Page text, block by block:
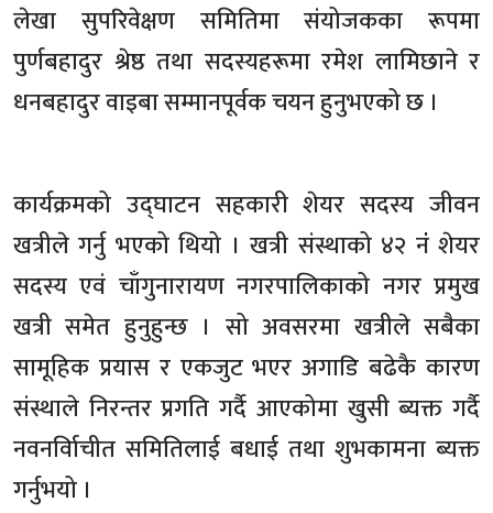
लेखा सुपरिवेक्षण समितिमा संयोजकका रूपमा
पुर्णबहादुर श्रेष्ठ तथा सदस्यहरूमा रमेश लामिछाने र
धनबहादुर वाइबा सम्मानपूर्वक चयन हुनुभएको छ ।
कार्यक्रमको उद्घाटन सहकारी शेयर सदस्य जीवन
खत्रीले गर्नु भएको थियो । खत्री संस्थाको ४२ नंं शेयर
सदस्य एवं चाँगुनारायण नगरपालिकाको नगर प्रमुख
खत्री समेत हुनुहुन्छ । सो अवसरमा खत्रीले सबैका
सामूहिक प्रयास र एकजुट भएर अगाडि बढेकै कारण
संस्थाले निरन्तर प्रगति गर्दै आएकोमा खुसी ब्यक्त गर्दै
नवनर्विाचीत समितिलाई बधाई तथा शुभकामना ब्यक्त
गर्नुभयो ।